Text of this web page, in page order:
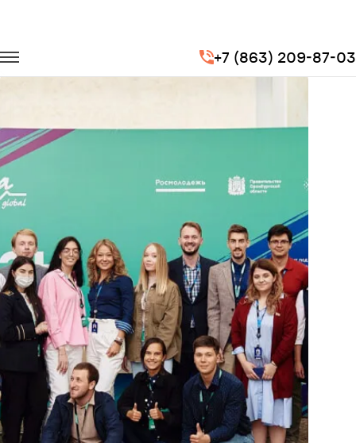
+7 (863) 209-87-03
Транспорт на мероприятия
Форум Евразия-2014